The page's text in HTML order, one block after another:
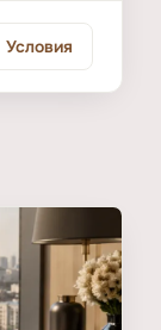
Условия